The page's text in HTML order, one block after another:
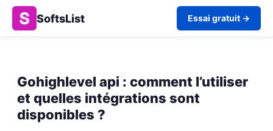
SoftsList Essai gratuit →
Gohighlevel api : comment l’utiliser
et quelles intégrations sont
disponibles ?